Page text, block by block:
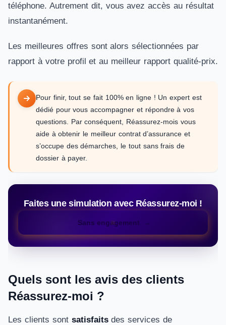
téléphone. Autrement dit, vous avez accès au résultat
instantanément.
Les meilleures offres sont alors sélectionnées par
rapport à votre profil et au meilleur rapport qualité-prix.
Pour finir, tout se fait 100% en ligne ! Un expert est
dédié pour vous accompagner et répondre à vos
questions. Par conséquent, Réassurez-mois vous
aide à obtenir le meilleur contrat d’assurance et
s’occupe des démarches, le tout sans frais de
dossier à payer.
Faites une simulation avec Réassurez-moi !
Sans engagement
Quels sont les avis des clients
Réassurez-moi ?
Les clients sont satisfaitsdes services de